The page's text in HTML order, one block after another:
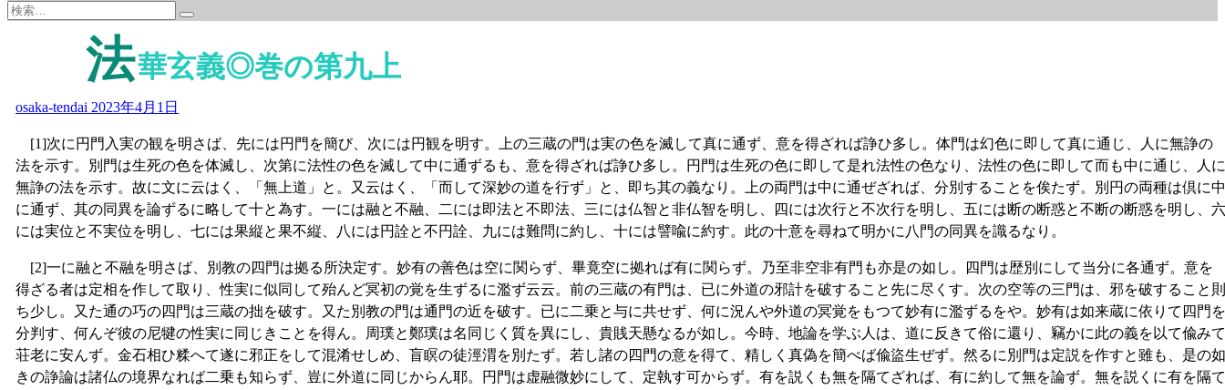
法華玄義◎巻の第九上
osaka-tendai 2023年4月1日
[1]次に円門入実の観を明さば、先には円門を簡び、次には円観を明す。上の三蔵の門は実の色を滅して真に通ず、意を得ざれば諍ひ多し。体門は幻色に即して真に通じ、人に無諍の
法を示す。別門は生死の色を体滅し、次第に法性の色を滅して中に通ずるも、意を得ざれば諍ひ多し。円門は生死の色に即して是れ法性の色なり、法性の色に即して而も中に通じ、人に
無諍の法を示す。故に文に云はく、「無上道」と。又云はく、「而して深妙の道を行ず」と、即ち其の義なり。上の両門は中に通ぜざれば、分別することを俟たず。別円の両種は倶に中
に通ず、其の同異を論ずるに略して十と為す。一には融と不融、二には即法と不即法、三には仏智と非仏智を明し、四には次行と不次行を明し、五には断の断惑と不断の断惑を明し、六
には実位と不実位を明し、七には果縦と果不縦、八には円詮と不円詮、九には難問に約し、十には譬喩に約す。此の十意を尋ねて明かに八門の同異を識るなり。
[2]一に融と不融を明さば、別教の四門は拠る所決定す。妙有の善色は空に関らず、畢竟空に拠れば有に関らず。乃至非空非有門も亦是の如し。四門は歴別にして当分に各通ず。意を
得ざる者は定相を作して取り、性実に似同して殆んど冥初の覚を生ずるに濫ず云云。前の三蔵の有門は、已に外道の邪計を破すること先に尽くす。次の空等の三門は、邪を破すること則
ち少し。又た通の巧の四門は三蔵の拙を破す。又た別教の門は通門の近を破す。已に二乗と与に共せず、何に況んや外道の冥覚をもつて妙有に濫ずるをや。妙有は如来蔵に依りて四門を
分判す、何んぞ彼の尼犍の性実に同じきことを得ん。周璞と鄭璞は名同じく質を異にし、貴賎天懸なるが如し。今時、地論を学ぶ人は、道に反きて俗に還り、竊かに此の義を以て偸みて
荘老に安んず。金石相ひ糅へて遂に邪正をして混淆せしめ、盲瞑の徒涇渭を別たず。若し諸の四門の意を得て、精しく真偽を簡べば偸盜生ぜず。然るに別門は定説を作すと雖も、是の如
きの諍論は諸仏の境界なれば二乗も知らず、豈に外道に同じからん耶。円門は虚融微妙にして、定執す可からず。有を説くも無を隔てざれば、有に約して無を論ず。無を説くに有を隔て